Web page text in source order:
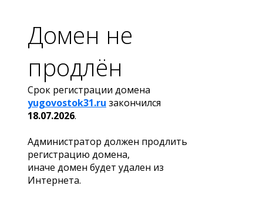
Домен не
продлён
Срок регистрации домена
yugovostok31.ru закончился
18.07.2026.
Администратор должен продлить
регистрацию домена,
иначе домен будет удален из
Интернета.